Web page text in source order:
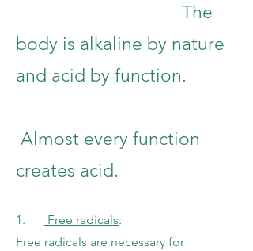
The
body is alkaline by nature
and acid by function.
Almost every function
creates acid.
1. Free radicals:
Free radicals are necessary for